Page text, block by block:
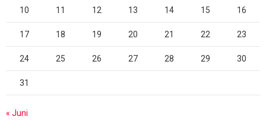
10 11 12 13 14 15 16
17 18 19 20 21 22 23
24 25 26 27 28 29 30
31
« Juni